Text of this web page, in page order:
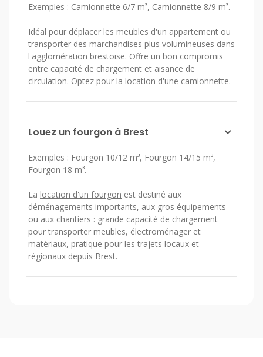
Exemples : Camionnette 6/7 m³, Camionnette 8/9 m³.
Idéal pour déplacer les meubles d'un appartement ou
transporter des marchandises plus volumineuses dans
l'agglomération brestoise. Offre un bon compromis
entre capacité de chargement et aisance de
circulation. Optez pour la location d'une camionnette.
Louez un fourgon à Brest
Exemples : Fourgon 10/12 m³, Fourgon 14/15 m³,
Fourgon 18 m³.
La location d'un fourgon est destiné aux
déménagements importants, aux gros équipements
ou aux chantiers : grande capacité de chargement
pour transporter meubles, électroménager et
matériaux, pratique pour les trajets locaux et
régionaux depuis Brest.